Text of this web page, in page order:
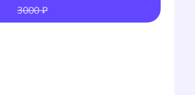
3000 ₽